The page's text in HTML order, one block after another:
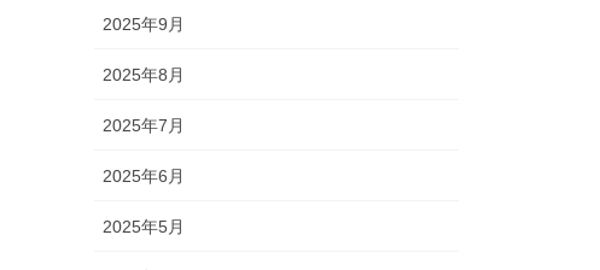
2025年9月
2025年8月
2025年7月
2025年6月
2025年5月